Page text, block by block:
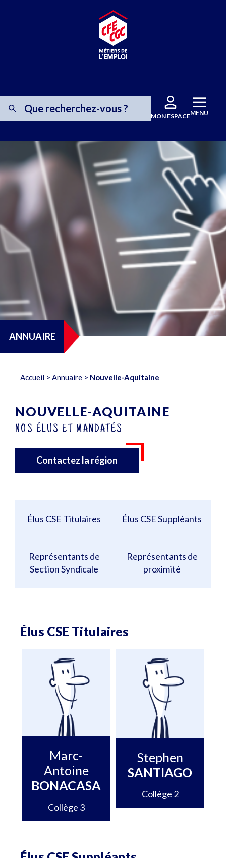
MON ESPACEMENU
ANNUAIRE
Accueil > Annuaire > Nouvelle-Aquitaine
NOUVELLE-AQUITAINE
NOS ÉLUS ET MANDATÉS
Contactez la région
Élus CSE Titulaires Élus CSE Suppléants
Représentants de
Section Syndicale
Représentants de
proximité
Élus CSE Titulaires
Marc-
Antoine
BONACASA
Collège 3
Stephen
SANTIAGO
Collège 2